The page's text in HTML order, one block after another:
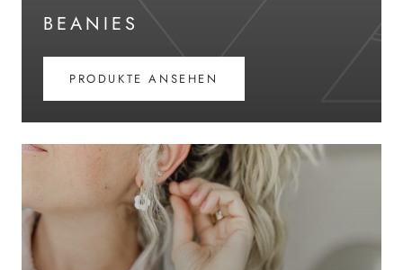
BEANIES
PRODUKTE ANSEHEN